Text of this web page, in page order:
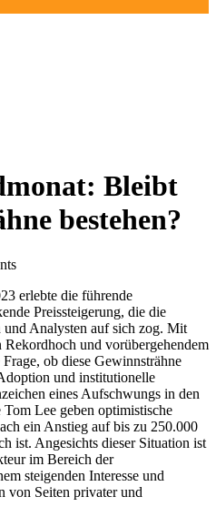
Bleibt
bestehen?
erlebte die führende
Preissteigerung, die die
Analysten auf sich zog. Mit
und vorübergehendem
ob diese Gewinnsträhne
und institutionelle
eines Aufschwungs in den
Lee geben optimistische
ein Anstieg auf bis zu 250.000
ist. Angesichts dieser Situation ist
im Bereich der
steigenden Interesse und
von Seiten privater und